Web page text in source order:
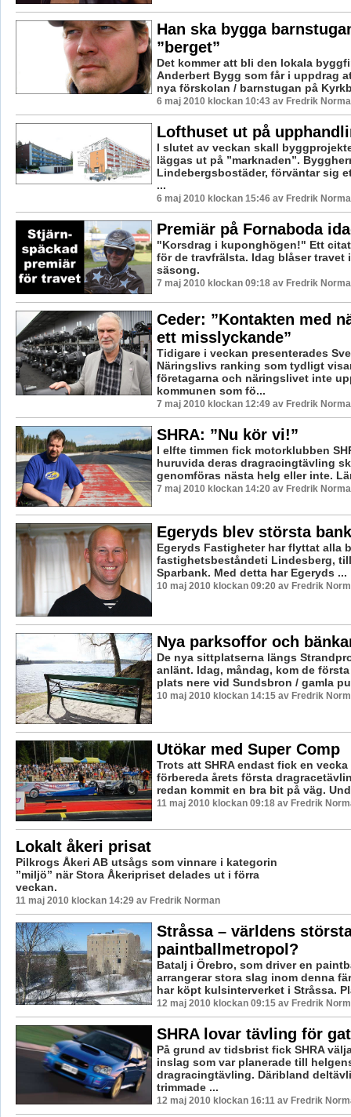
Han ska bygga
”berget”
Det kommer att bli den lokala
Anderbert Bygg som får i uppdrag
nya förskolan / barnstugan på
6 maj 2010 klockan 10:43 av Fredrik
Lofthuset ut på
I slutet av veckan skall
läggas ut på ”marknaden”.
Lindebergsbostäder, förväntar sig
...
6 maj 2010 klockan 15:46 av Fredrik
Premiär på Fornaboda
"Korsdrag i kuponghögen!" Ett
för de travfrälsta. Idag blåser travet
säsong.
7 maj 2010 klockan 09:18 av Fredrik
Ceder: ”Kontakten med
ett misslyckande”
Tidigare i veckan presenterades
Näringslivs ranking som tydligt
företagarna och näringslivet inte
kommunen som fö...
7 maj 2010 klockan 12:49 av Fredrik
SHRA: ”Nu kör vi!”
I elfte timmen fick motorklubben
huruvida deras dragracingtävling
genomföras nästa helg eller inte.
7 maj 2010 klockan 14:20 av Fredrik
Egeryds blev största
Egeryds Fastigheter har flyttat alla
fastighetsbeståndeti Lindesberg,
Sparbank. Med detta har Egeryds ...
10 maj 2010 klockan 09:20 av Fredrik
Nya parksoffor och
De nya sittplatserna längs
anlänt. Idag, måndag, kom de
plats nere vid Sundsbron / gamla
10 maj 2010 klockan 14:15 av Fredrik
Utökar med Super Comp
Trots att SHRA endast fick en
förbereda årets första
redan kommit en bra bit på väg.
11 maj 2010 klockan 09:18 av Fredrik
Lokalt åkeri prisat
Pilkrogs Åkeri AB utsågs som vinnare i kategorin
”miljö” när Stora Åkeripriset delades ut i förra
veckan.
11 maj 2010 klockan 14:29 av Fredrik Norman
Stråssa – världens
paintballmetropol?
Batalj i Örebro, som driver en
arrangerar stora slag inom denna
har köpt kulsinterverket i Stråssa.
12 maj 2010 klockan 09:15 av Fredrik
SHRA lovar tävling för
På grund av tidsbrist fick SHRA
inslag som var planerade till
dragracingtävling. Däribland
trimmade ...
12 maj 2010 klockan 16:11 av Fredrik